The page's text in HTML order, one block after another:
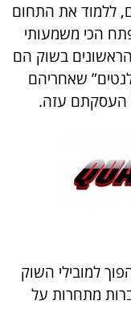
ללמוד את התחום
הכי משמעותי
בשוק הם
שאחריהם
העסקתם עזה.
למובילי השוק
מתחרות על